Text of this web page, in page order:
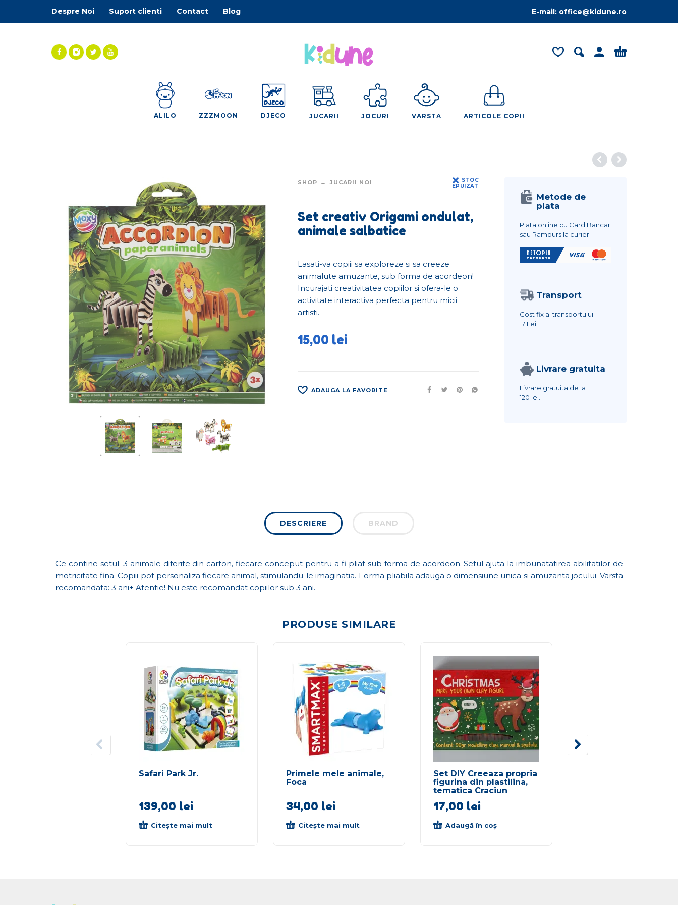
Despre Noi Suport clienti Contact Blog E-mail: office@kidune.ro
ALILO ZZZMOON DJECO JUCARII JOCURI VARSTA ARTICOLE COPII
SHOP JUCARII NOI
STOC
EPUIZAT
Set creativ Origami ondulat,
animale salbatice
Lasati-va copiii sa exploreze si sa creeze
animalute amuzante, sub forma de acordeon!
Incurajati creativitatea copiilor si ofera-le o
activitate interactiva perfecta pentru micii
artisti.
15,00 lei
ADAUGA LA FAVORITE
Metode de
plata
Plata online cu Card Bancar
sau Ramburs la curier.
Transport
Cost fix al transportului
17 Lei.
Livrare gratuita
Livrare gratuita de la
120 lei.
DESCRIERE BRAND
Ce contine setul: 3 animale diferite din carton, fiecare conceput pentru a fi pliat sub forma de acordeon. Setul ajuta la imbunatatirea abilitatilor de
motricitate fina. Copiii pot personaliza fiecare animal, stimulandu-le imaginatia. Forma pliabila adauga o dimensiune unica si amuzanta jocului. Varsta
recomandata: 3 ani+ Atentie! Nu este recomandat copiilor sub 3 ani.
PRODUSE SIMILARE
Safari Park Jr.
139,00 lei
Citește mai mult
Primele mele animale,
Foca
34,00 lei
Citește mai mult
Set DIY Creeaza propria
figurina din plastilina,
tematica Craciun
17,00 lei
Adaugă în coș